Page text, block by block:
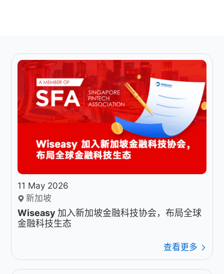
11 May 2026
新加坡
Wiseasy 加入新加坡金融科技协会，布局全球
金融科技生态
查看更多